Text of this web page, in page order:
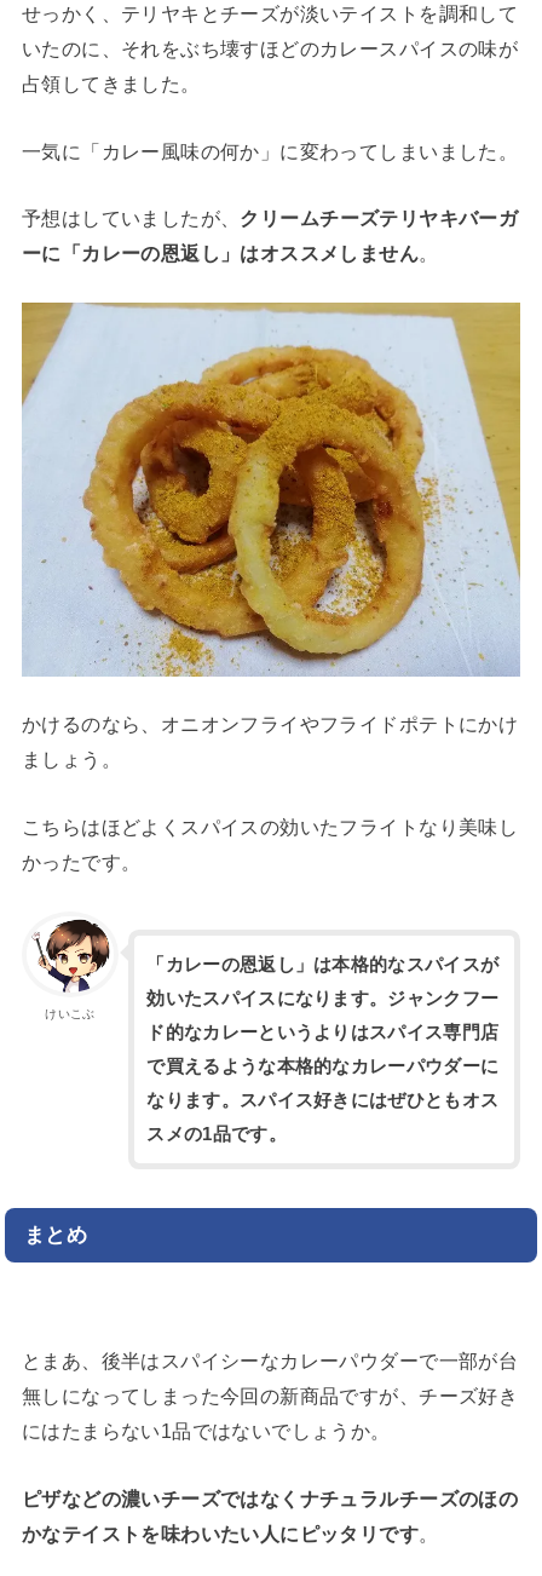
せっかく、テリヤキとチーズが淡いテイストを調和して
いたのに、それをぶち壊すほどのカレースパイスの味が
占領してきました。
一気に「カレー風味の何か」に変わってしまいました。
予想はしていましたが、 クリームチーズテリヤキバーガ
ーに「カレーの恩返し」はオススメしません。
かけるのなら、オニオンフライやフライドポテトにかけ
ましょう。
こちらはほどよくスパイスの効いたフライトなり美味し
かったです。
けいこぶ
「カレーの恩返し」は本格的なスパイスが
効いたスパイスになります。ジャンクフー
ド的なカレーというよりはスパイス専門店
で買えるような本格的なカレーパウダーに
なります。スパイス好きにはぜひともオス
スメの1品です。
まとめ
とまあ、後半はスパイシーなカレーパウダーで一部が台
無しになってしまった今回の新商品ですが、チーズ好き
にはたまらない1品ではないでしょうか。
ピザなどの濃いチーズではなくナチュラルチーズのほの
かなテイストを味わいたい人にピッタリです